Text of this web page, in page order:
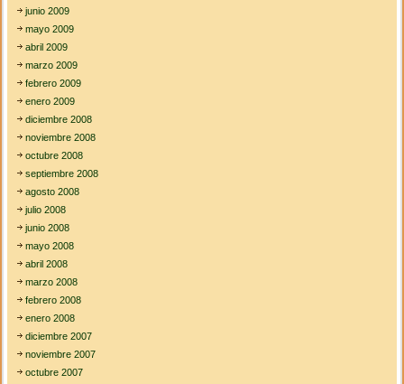
junio 2009
mayo 2009
abril 2009
marzo 2009
febrero 2009
enero 2009
diciembre 2008
noviembre 2008
octubre 2008
septiembre 2008
agosto 2008
julio 2008
junio 2008
mayo 2008
abril 2008
marzo 2008
febrero 2008
enero 2008
diciembre 2007
noviembre 2007
octubre 2007